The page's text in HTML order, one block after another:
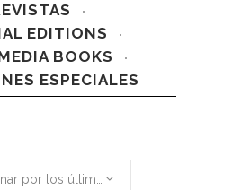
EDITIONS
BOOKS
ESPECIALES